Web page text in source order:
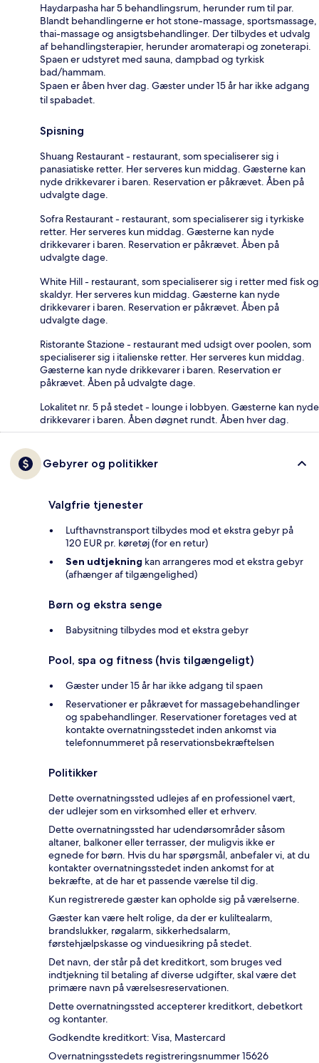
Haydarpasha har 5 behandlingsrum, herunder rum til par.
Blandt behandlingerne er hot stone-massage, sportsmassage,
thai-massage og ansigtsbehandlinger. Der tilbydes et udvalg
af behandlingsterapier, herunder aromaterapi og zoneterapi.
Spaen er udstyret med sauna, dampbad og tyrkisk
bad/hammam.
Spaen er åben hver dag. Gæster under 15 år har ikke adgang
til spabadet.
Spisning
Shuang Restaurant - restaurant, som specialiserer sig i
panasiatiske retter. Her serveres kun middag. Gæsterne kan
nyde drikkevarer i baren. Reservation er påkrævet. Åben på
udvalgte dage.
Sofra Restaurant - restaurant, som specialiserer sig i tyrkiske
retter. Her serveres kun middag. Gæsterne kan nyde
drikkevarer i baren. Reservation er påkrævet. Åben på
udvalgte dage.
White Hill - restaurant, som specialiserer sig i retter med fisk og
skaldyr. Her serveres kun middag. Gæsterne kan nyde
drikkevarer i baren. Reservation er påkrævet. Åben på
udvalgte dage.
Ristorante Stazione - restaurant med udsigt over poolen, som
specialiserer sig i italienske retter. Her serveres kun middag.
Gæsterne kan nyde drikkevarer i baren. Reservation er
påkrævet. Åben på udvalgte dage.
Lokalitet nr. 5 på stedet - lounge i lobbyen. Gæsterne kan nyde
drikkevarer i baren. Åben døgnet rundt. Åben hver dag.
Gebyrer og politikker
Valgfrie tjenester
Lufthavnstransport tilbydes mod et ekstra gebyr på
120 EUR pr. køretøj (for en retur)
Sen udtjekning kan arrangeres mod et ekstra gebyr
(afhænger af tilgængelighed)
Børn og ekstra senge
Babysitning tilbydes mod et ekstra gebyr
Pool, spa og fitness (hvis tilgængeligt)
Gæster under 15 år har ikke adgang til spaen
Reservationer er påkrævet for massagebehandlinger
og spabehandlinger. Reservationer foretages ved at
kontakte overnatningsstedet inden ankomst via
telefonnummeret på reservationsbekræftelsen
Politikker
Dette overnatningssted udlejes af en professionel vært,
der udlejer som en virksomhed eller et erhverv.
Dette overnatningssted har udendørsområder såsom
altaner, balkoner eller terrasser, der muligvis ikke er
egnede for børn. Hvis du har spørgsmål, anbefaler vi, at du
kontakter overnatningsstedet inden ankomst for at
bekræfte, at de har et passende værelse til dig.
Kun registrerede gæster kan opholde sig på værelserne.
Gæster kan være helt rolige, da der er kuliltealarm,
brandslukker, røgalarm, sikkerhedsalarm,
førstehjælpskasse og vinduesikring på stedet.
Det navn, der står på det kreditkort, som bruges ved
indtjekning til betaling af diverse udgifter, skal være det
primære navn på værelsesreservationen.
Dette overnatningssted accepterer kreditkort, debetkort
og kontanter.
Godkendte kreditkort: Visa, Mastercard
Overnatningsstedets registreringsnummer 15626